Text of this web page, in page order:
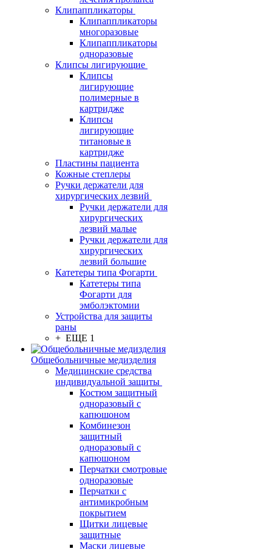
Клипаппликаторы
Клипаппликаторы
многоразовые
Клипаппликаторы
одноразовые
Клипсы лигирующие
Клипсы
лигирующие
полимерные в
картридже
Клипсы
лигирующие
титановые в
картридже
Пластины пациента
Кожные степлеры
Ручки держатели для
хирургических лезвий
Ручки держатели для
хирургических
лезвий малые
Ручки держатели для
хирургических
лезвий большие
Катетеры типа Фогарти
Катетеры типа
Фогарти для
эмболэктомии
Устройства для защиты
раны
+ ЕЩЕ 1
Общебольничные медизделия
Медицинские средства
индивидуальной защиты
Костюм защитный
одноразовый с
капюшоном
Комбинезон
защитный
одноразовый с
капюшоном
Перчатки смотровые
одноразовые
Перчатки с
антимикробным
покрытием
Щитки лицевые
защитные
Маски лицевые